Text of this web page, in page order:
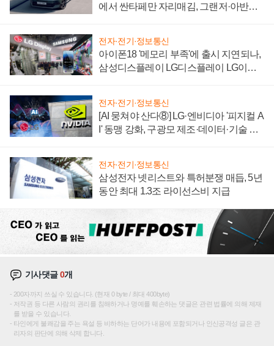
에서 싼타페만 자리매김, 그랜저·아반떼
전자·전기·정보통신
아이폰18 '메모리 부족'에 출시 지연되나,
삼성디스플레이 LG디스플레이 LG이노
전자·전기·정보통신
[AI 뭉쳐야 산다⑧] LG·엔비디아 '피지컬 A
I' 동맹 강화, 구광모 제조·데이터·기술 결
전자·전기·정보통신
삼성전자 넷리스트와 특허분쟁 매듭, 5년
동안 최대 1.3조 라이선스비 지급
기사댓글0개
200자까지 쓰실 수 있습니다. (현재 0 byte / 최대 400byte)
저작권 등 다른 사람의 권리를 침해하거나 명예를 훼손하는 댓글은 관련 법률에 의해 제재
를 받을 수 있습니다.
타인에게 불쾌감을 주는 욕설 등 비하하는 단어가 내용에 포함되거나 인신공격성 글은 관
리자의 판단에 의해 삭제 합니다.